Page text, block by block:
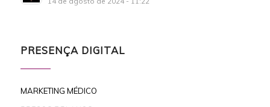
PRESENÇA DIGITAL
MARKETING MÉDICO